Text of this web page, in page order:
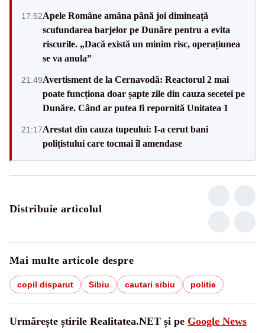
17:52Apele Române amâna până joi dimineață
scufundarea barjelor pe Dunăre pentru a evita
riscurile. „Dacă există un minim risc, operațiunea
se va anula”
21:49Avertisment de la Cernavodă: Reactorul 2 mai
poate funcționa doar șapte zile din cauza secetei pe
Dunăre. Când ar putea fi repornită Unitatea 1
21:17Arestat din cauza tupeului: I-a cerut bani
polițistului care tocmai îl amendase
Distribuie articolul
Mai multe articole despre
copil disparut Sibiu cautari sibiu politie
Urmărește știrile Realitatea.NET și pe Google News